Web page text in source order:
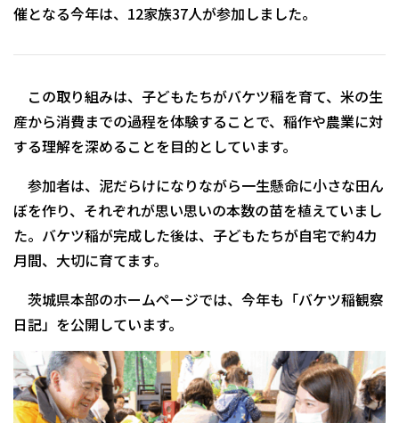
催となる今年は、12家族37人が参加しました。
この取り組みは、子どもたちがバケツ稲を育て、米の生
産から消費までの過程を体験することで、稲作や農業に対
する理解を深めることを目的としています。
参加者は、泥だらけになりながら一生懸命に小さな田ん
ぼを作り、それぞれが思い思いの本数の苗を植えていまし
た。バケツ稲が完成した後は、子どもたちが自宅で約4カ
月間、大切に育てます。
茨城県本部のホームページでは、今年も「バケツ稲観察
日記」を公開しています。